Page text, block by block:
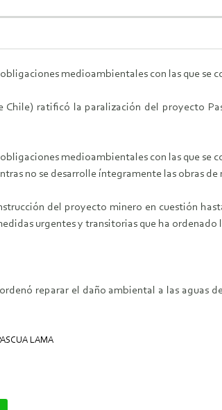
medioambientales con las que se
Chile) ratificó la paralización del proyecto
medioambientales con las que
no se desarrolle íntegramente las obras
del proyecto minero en cuestión
urgentes y transitorias que ha
reparar el daño ambiental a las aguas
LAMA